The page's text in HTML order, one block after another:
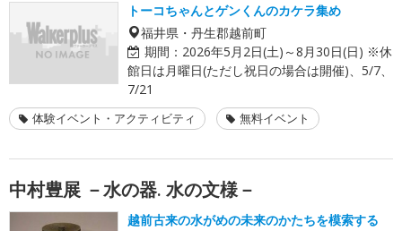
トーコちゃんとゲンくんのカケラ集め
福井県・丹生郡越前町
期間： 2026年5月2日(土)～8月30日(日) ※休
館日は月曜日(ただし祝日の場合は開催)、5/7、
7/21
体験イベント・アクティビティ 無料イベント
中村豊展 －水の器. 水の文様－
越前古来の水がめの未来のかたちを模索する